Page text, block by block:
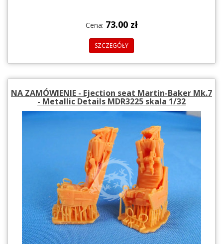
Cena: 73.00 zł
SZCZEGÓŁY
NA ZAMÓWIENIE - Ejection seat Martin-Baker Mk.7
- Metallic Details MDR3225 skala 1/32